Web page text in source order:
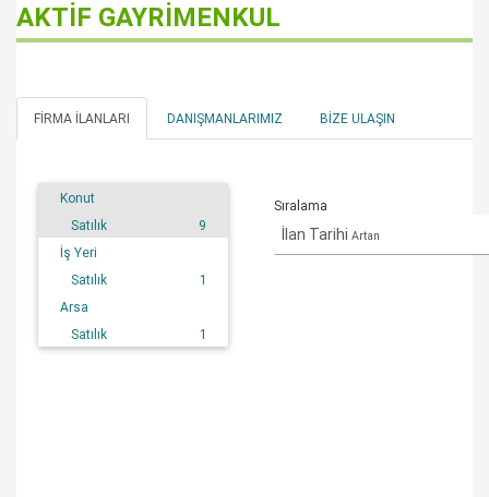
AKTİF GAYRİMENKUL
FIRMA İLANLARI DANIŞMANLARIMIZ BIZE ULAŞIN
Konut
Satılık
9
İş Yeri
Satılık
1
Arsa
Satılık
1
Sıralama
İlan Tarihi Artan